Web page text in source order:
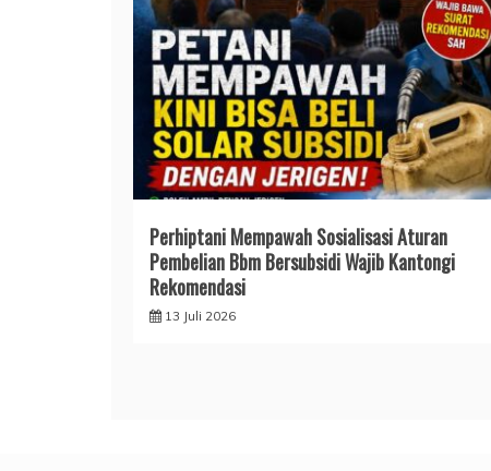
Perhiptani Mempawah Sosialisasi Aturan
Pembelian Bbm Bersubsidi Wajib Kantongi
Rekomendasi
13 Juli 2026